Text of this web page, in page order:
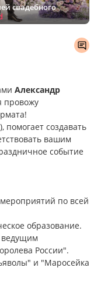
свадебного
Александр
провожу
), помогает создавать
вашим
событие
по всей
образование.
России".
и "Маросейка